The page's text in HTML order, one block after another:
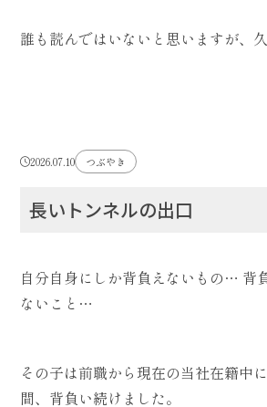
誰も読んではいないと思いますが、
2026.07.10 つぶやき
長いトンネルの出口
自分自身にしか背負えないもの… 背
ないこと…
その子は前職から現在の当社在籍中
間、背負い続けました。